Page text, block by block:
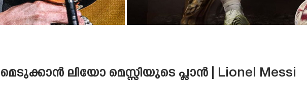
ലിയോ മെസ്സിയുടെ പ്ലാൻ | Lionel Messi